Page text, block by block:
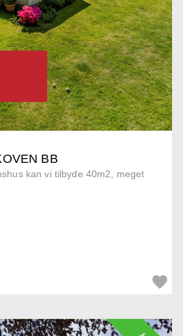
BB
kan vi tilbyde 40m2, meget